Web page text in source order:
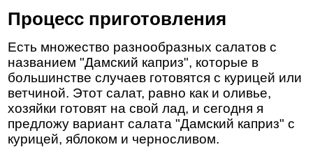
Процесс приготовления
Есть множество разнообразных салатов с
названием "Дамский каприз", которые в
большинстве случаев готовятся с курицей или
ветчиной. Этот салат, равно как и оливье,
хозяйки готовят на свой лад, и сегодня я
предложу вариант салата "Дамский каприз" с
курицей, яблоком и черносливом.